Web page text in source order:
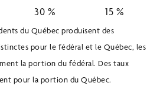
30 % 15 %
du Québec produisent des
pour le fédéral et le Québec, les
la portion du fédéral. Des taux
pour la portion du Québec.